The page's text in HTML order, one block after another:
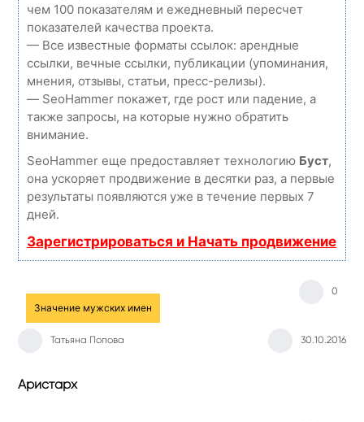
чем 100 показателям и ежедневный пересчет
показателей качества проекта.
— Все известные форматы ссылок: арендные
ссылки, вечные ссылки, публикации (упоминания,
мнения, отзывы, статьи, пресс-релизы).
— SeoHammer покажет, где рост или падение, а
также запросы, на которые нужно обратить
внимание.
SeoHammer еще предоставляет технологию Буст,
она ускоряет продвижение в десятки раз, а первые
результаты появляются уже в течение первых 7
дней.
Зарегистрироваться и Начать продвижение
Значение мужских имен
Татьяна Попова 30.10.2016
0
Аристарх